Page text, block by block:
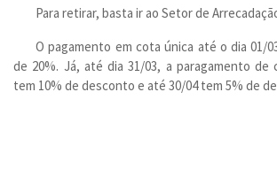
Para retirar, basta ir ao Setor de
O pagamento em cota única até o dia 01/
de 20%. Já, até dia 31/03, a paragamento de
tem 10% de desconto e até 30/04 tem 5% de